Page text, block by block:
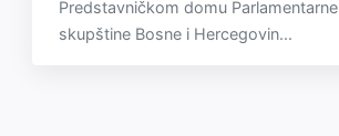
Predstavničkom domu Parlamentarne
skupštine Bosne i Hercegovin...